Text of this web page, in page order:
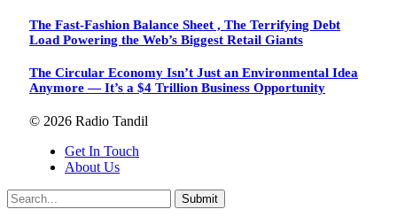
The Fast-Fashion Balance Sheet , The Terrifying Debt
Load Powering the Web’s Biggest Retail Giants
The Circular Economy Isn’t Just an Environmental Idea
Anymore — It’s a $4 Trillion Business Opportunity
© 2026 Radio Tandil
Get In Touch
About Us
Submit